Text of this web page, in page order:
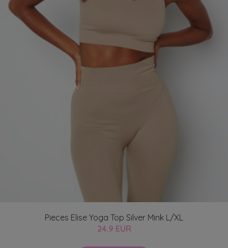
Pieces Elise Yoga Top Silver Mink L/XL
24.9 EUR